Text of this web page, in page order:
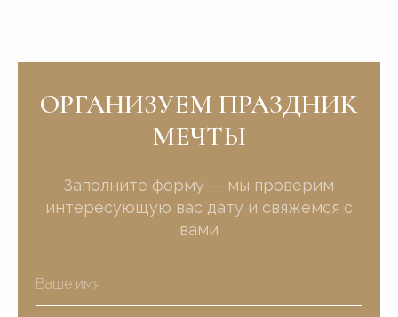
ОРГАНИЗУЕМ ПРАЗДНИК
МЕЧТЫ
Заполните форму — мы проверим
интересующую вас дату и свяжемся с
вами